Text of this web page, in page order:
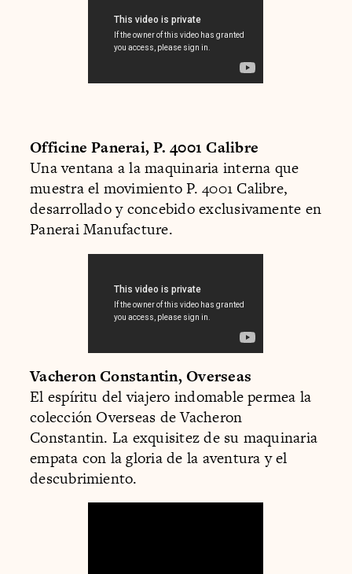
Officine Panerai, P. 4001 Calibre
Una ventana a la maquinaria interna que
muestra el movimiento P. 4001 Calibre,
desarrollado y concebido exclusivamente en
Panerai Manufacture.
Vacheron Constantin, Overseas
El espíritu del viajero indomable permea la
colección Overseas de Vacheron
Constantin. La exquisitez de su maquinaria
empata con la gloria de la aventura y el
descubrimiento.